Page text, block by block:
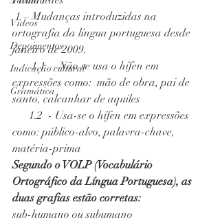
Vídeos
Depoimentos
Indicação cultural
Gramática
1 – Mudanças introduzidas na
ortografia da língua portuguesa desde
janeiro de 2009.
1.1  – Não se usa o hífen em
expressões como:  mão de obra, pai de
santo, calcanhar de aquiles
1.2  - Usa-se o hífen em expressões
como: público-alvo, palavra-chave,
matéria-prima
Segundo o VOLP (Vocabulário
Ortográfico da Língua Portuguesa), as
duas grafias estão corretas:
sub-humano ou subumano